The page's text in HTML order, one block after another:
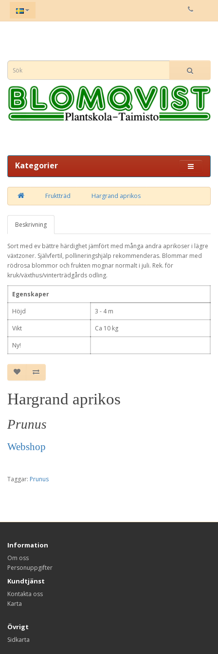
Kategorier
Fruktträd Hargrand aprikos
Beskrivning
Sort med ev bättre härdighet jämfört med många andra aprikoser i lägre
växtzoner. Självfertil, pollineringshjälp rekommenderas. Blommar med
rödrosa blommor och frukten mognar normalt i juli. Rek. för
kruk/växthus/vinterträdgårds odling.
Egenskaper
Höjd 3 - 4 m
Vikt Ca 10 kg
Ny!
Hargrand aprikos
Prunus
Webshop
Taggar: Prunus
Information
Om oss
Personuppgifter
Kundtjänst
Kontakta oss
Karta
Övrigt
Sidkarta